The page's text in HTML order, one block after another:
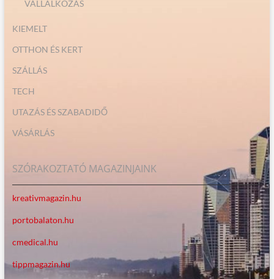
VÁLLALKOZÁS
KIEMELT
OTTHON ÉS KERT
SZÁLLÁS
TECH
UTAZÁS ÉS SZABADIDŐ
VÁSÁRLÁS
SZÓRAKOZTATÓ MAGAZINJAINK
kreativmagazin.hu
portobalaton.hu
cmedical.hu
tippmagazin.hu